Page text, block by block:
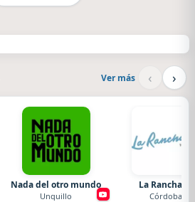
Ver más ‹ ›
Nada del otro mundo
Unquillo
La Ranchada
Córdoba